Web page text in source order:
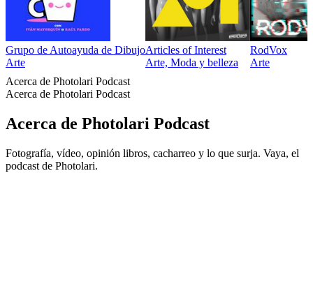
Grupo de Autoayuda de Dibujo
Arte
Articles of Interest
Arte, Moda y belleza
RodVox
Arte
Acerca de Photolari Podcast
Acerca de Photolari Podcast
Acerca de Photolari Podcast
Fotografía, vídeo, opinión libros, cacharreo y lo que surja. Vaya, el
podcast de Photolari.